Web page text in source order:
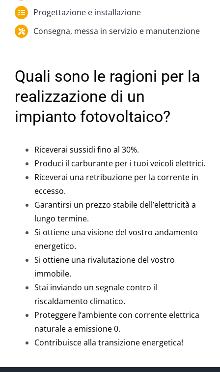
Progettazione e installazione
Consegna, messa in servizio e manutenzione
Quali sono le ragioni per la
realizzazione di un
impianto fotovoltaico?
Riceverai sussidi fino al 30%.
Produci il carburante per i tuoi veicoli elettrici.
Riceverai una retribuzione per la corrente in
eccesso.
Garantirsi un prezzo stabile dell’elettricità a
lungo termine.
Si ottiene una visione del vostro andamento
energetico.
Si ottiene una rivalutazione del vostro
immobile.
Stai inviando un segnale contro il
riscaldamento climatico.
Proteggere l’ambiente con corrente elettrica
naturale a emissione 0.
Contribuisce alla transizione energetica!